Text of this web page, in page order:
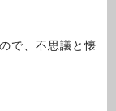
で、不思議と懐